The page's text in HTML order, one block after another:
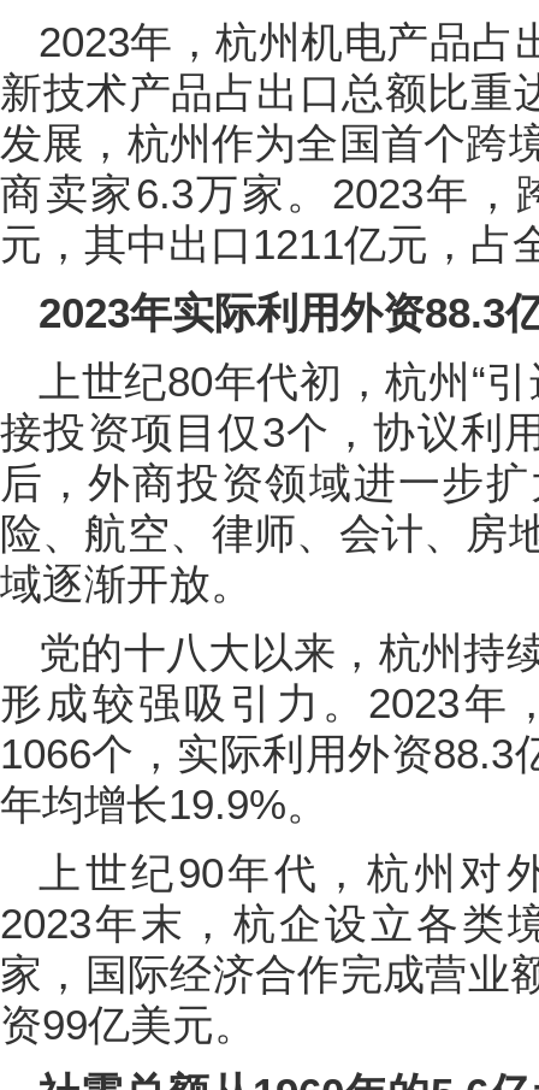
2023年，杭州机电产品占
新技术产品占出口总额比重
发展，杭州作为全国首个跨
商卖家6.3万家。2023年，
元，其中出口1211亿元，占
2023年实际利用外资88.3
上世纪80年代初，杭州“
接投资项目仅3个，协议利
后，外商投资领域进一步
险、航空、律师、会计、房
域逐渐开放。
党的十八大以来，杭州持
形成较强吸引力。2023年
1066个，实际利用外资88.3
年均增长19.9%。
上世纪90年代，杭州对
2023年末，杭企设立各类
家，国际经济合作完成营业
资99亿美元。